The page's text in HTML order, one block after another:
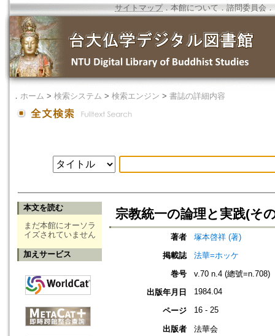
サイトマップ．本館について ． 諮問委員会 ．
． ホーム > 検索システム > 検索エンジン > 書誌の詳細内容
本文を読む
まだ本館にオーソラ
イズされていません
加えサービス
宗教統一の論理と実践(そ
著者
塚本啓祥 (著)
掲載誌
法華=ホッケ
巻号
v.70 n.4 (總號=n.708)
出版年月日
1984.04
ページ 16 - 25
出版者
法華会